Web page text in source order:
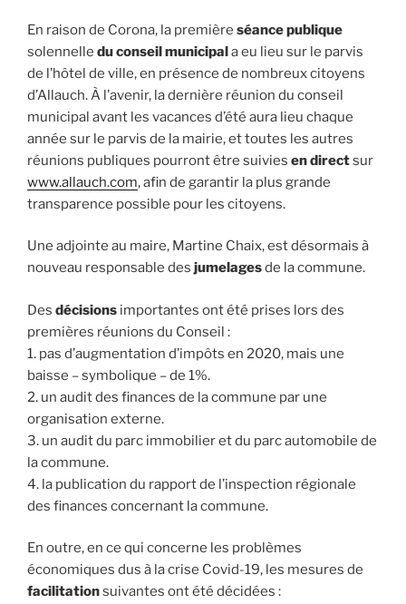
En raison de Corona, la première séance publique
solennelle du conseil municipala eu lieu sur le parvis
de l’hôtel de ville, en présence de nombreux citoyens
d’Allauch. À l’avenir, la dernière réunion du conseil
municipal avant les vacances d’été aura lieu chaque
année sur le parvis de la mairie, et toutes les autres
réunions publiques pourront être suivies en directsur
www.allauch.com, afin de garantir la plus grande
transparence possible pour les citoyens.
Une adjointe au maire, Martine Chaix, est désormais à
nouveau responsable des jumelagesde la commune.
Des décisions importantes ont été prises lors des
premières réunions du Conseil :
1. pas d’augmentation d’impôts en 2020, mais une
baisse – symbolique – de 1%.
2. un audit des finances de la commune par une
organisation externe.
3. un audit du parc immobilier et du parc automobile de
la commune.
4. la publication du rapport de l’inspection régionale
des finances concernant la commune.
En outre, en ce qui concerne les problèmes
économiques dus à la crise Covid-19, les mesures de
facilitationsuivantes ont été décidées :